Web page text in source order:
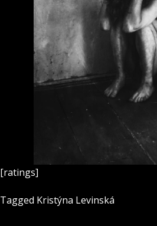
[ratings]
Tagged Kristýna Levinská